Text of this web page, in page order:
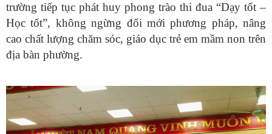
trường tiếp tục phát huy phong trào thi đua “Dạy tốt –
Học tốt”, không ngừng đổi mới phương pháp, nâng
cao chất lượng chăm sóc, giáo dục trẻ em mầm non trên
địa bàn phường.